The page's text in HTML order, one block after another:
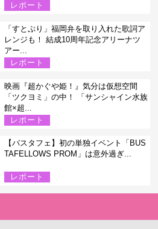
レポート
「すとぷり」福岡弁を取り入れた歌詞ア
レンジも！ 結成10周年記念アリーナツ
アー...
レポート
映画『超かぐや姫！』気分は仮想空間
「ツクヨミ」の中！ 「サンシャイン水族
館×超...
レポート
【バスタフェ】初の単独イベント「BUS
TAFELLOWS PROM」は意外過ぎ...
レポート